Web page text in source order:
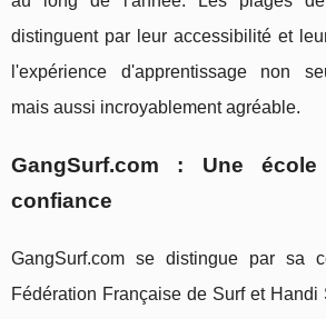
distinguent par leur accessibilité et
l'expérience d'apprentissage non
mais aussi incroyablement agréable.
GangSurf.com : Une
confiance
GangSurf.com se distingue par sa
Fédération Française de Surf et Handi